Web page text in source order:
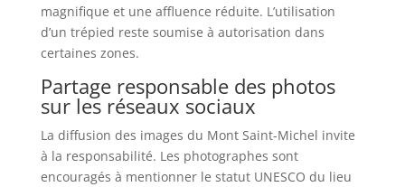
magnifique et une affluence réduite. L’utilisation
d’un trépied reste soumise à autorisation dans
certaines zones.
Partage responsable des photos
sur les réseaux sociaux
La diffusion des images du Mont Saint-Michel invite
à la responsabilité. Les photographes sont
encouragés à mentionner le statut UNESCO du lieu